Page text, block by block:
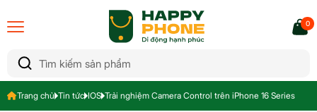
0
Trang chủ Tin tức IOS Trải nghiệm Camera Control trên iPhone 16 Series